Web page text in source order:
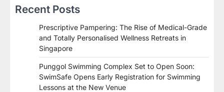
Recent Posts
Prescriptive Pampering: The Rise of Medical-Grade
and Totally Personalised Wellness Retreats in
Singapore
Punggol Swimming Complex Set to Open Soon:
SwimSafe Opens Early Registration for Swimming
Lessons at the New Venue